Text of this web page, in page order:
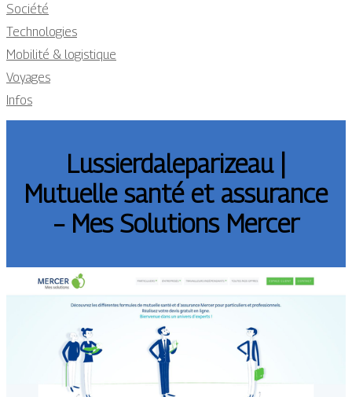
Société
Technologies
Mobilité & logistique
Voyages
Infos
Lussierdaleparizeau |
Mutuelle santé et assurance
– Mes Solutions Mercer